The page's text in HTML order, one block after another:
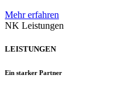
Mehr erfahren
NK Leistungen
LEISTUNGEN
Ein starker Partner